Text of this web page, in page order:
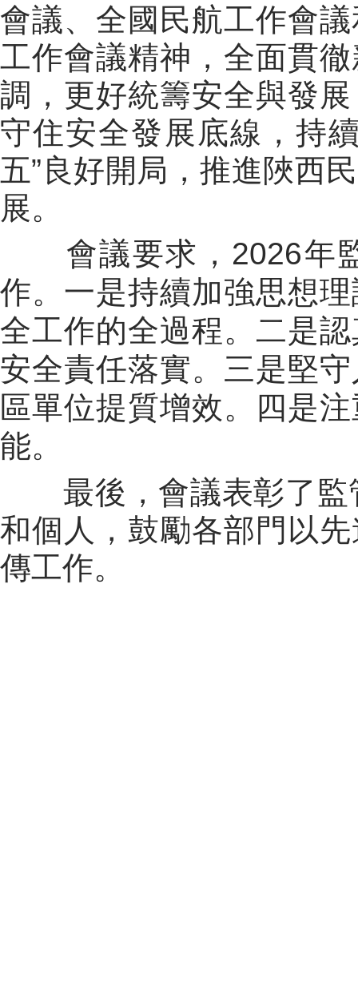
會議、全國民航工作會
工作會議精神，全面貫
調，更好統籌安全與發
守住安全發展底線，持
五”良好開局，推進陜西
展。
會議要求， 2026年
作。一是持續加強思想
全工作的全過程。 二是
安全責任落實。 三是堅
區單位提質增效。
四是
能。
最後，會議表彰了監
和個人，鼓勵各部門以
傳工作。